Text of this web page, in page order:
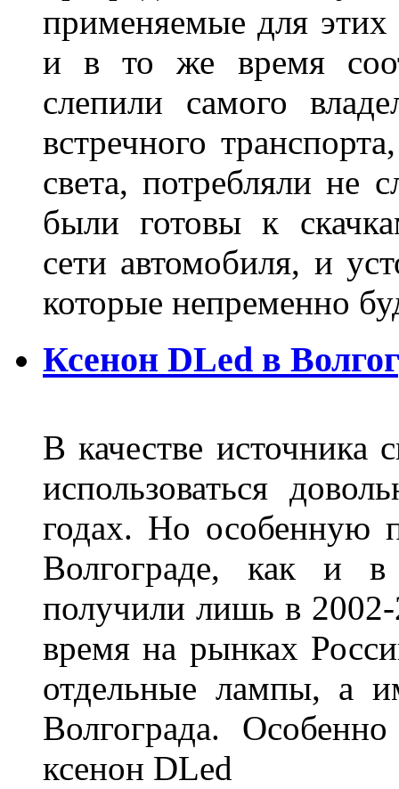
применяемые для
и в то же время
слепили самого
встречного
света, потребляли не
были готовы к
сети автомобиля, и
которые непременно
Ксенон DLed в
В качестве источника
использоваться
годах. Но особенную
Волгограде, как и
получили лишь в
время на рынках
отдельные лампы, а
Волгограда.
ксенон DLed